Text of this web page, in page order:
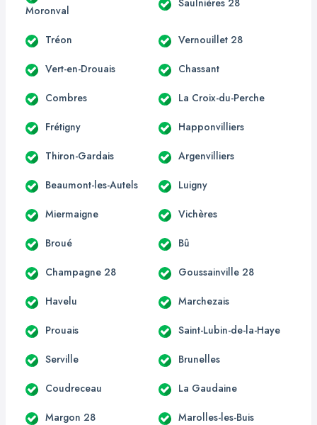
Moronval
Saulnières 28
Tréon Vernouillet 28
Vert-en-Drouais Chassant
Combres La Croix-du-Perche
Frétigny Happonvilliers
Thiron-Gardais Argenvilliers
Beaumont-les-Autels Luigny
Miermaigne Vichères
Broué Bû
Champagne 28 Goussainville 28
Havelu Marchezais
Prouais Saint-Lubin-de-la-Haye
Serville Brunelles
Coudreceau La Gaudaine
Margon 28 Marolles-les-Buis